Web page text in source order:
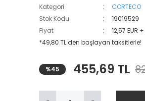
Kategori
CORTECO
Stok Kodu
19019529
Fiyat
12,57 EUR
*49,80 TL den başlayan taksitlerle!
%45 455,69 TL